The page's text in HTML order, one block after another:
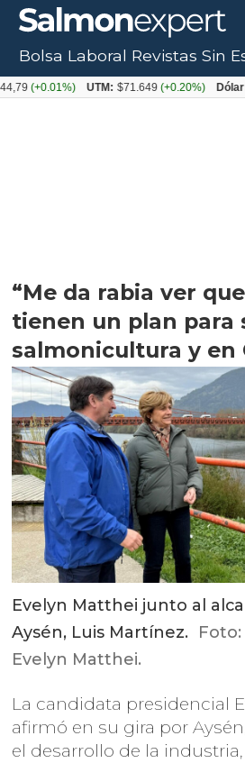
“Me da rabia ver
tienen un plan para
salmonicultura y en
Evelyn Matthei junto al
Aysén, Luis Martínez.
Evelyn Matthei.
La candidata presidencial
afirmó en su gira por
el desarrollo de la
Bolsa Laboral Revistas Sin
UTM: $71.649(+0.20%) Dólar: